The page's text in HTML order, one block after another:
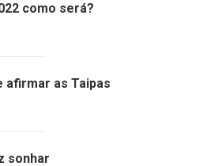
como será?
afirmar as Taipas
sonhar